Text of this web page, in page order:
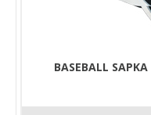
BASEBALL SAPKA